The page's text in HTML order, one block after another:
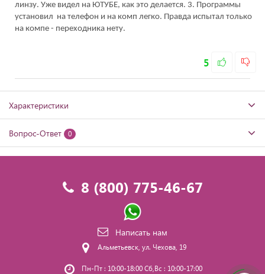
линзу. Уже видел на ЮТУБЕ, как это делается. 3. Программы
установил на телефон и на комп легко. Правда испытал только
на компе - переходника нету.
5
Характеристики
Вопрос-Ответ 0
8 (800) 775-46-67
Написать нам
Альметьевск, ул. Чехова, 19
Пн-Пт : 10:00-18:00 Сб,Вс : 10:00-17:00